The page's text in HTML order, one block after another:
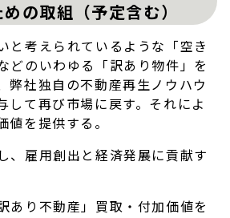
の取組（予定含む）
と考えられているような「空き
どのいわゆる「訳あり物件」を
弊社独自の不動産再生ノウハウ
して再び市場に戻す。それによ
値を提供する。
、雇用創出と経済発展に貢献す
あり不動産」買取・付加価値を